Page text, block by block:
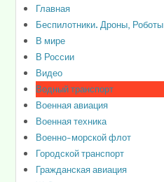
Главная
Беспилотники. Дроны, Роботы
В мире
В России
Видео
Водный транспорт
Военная авиация
Военная техника
Военно-морской флот
Городской транспорт
Гражданская авиация